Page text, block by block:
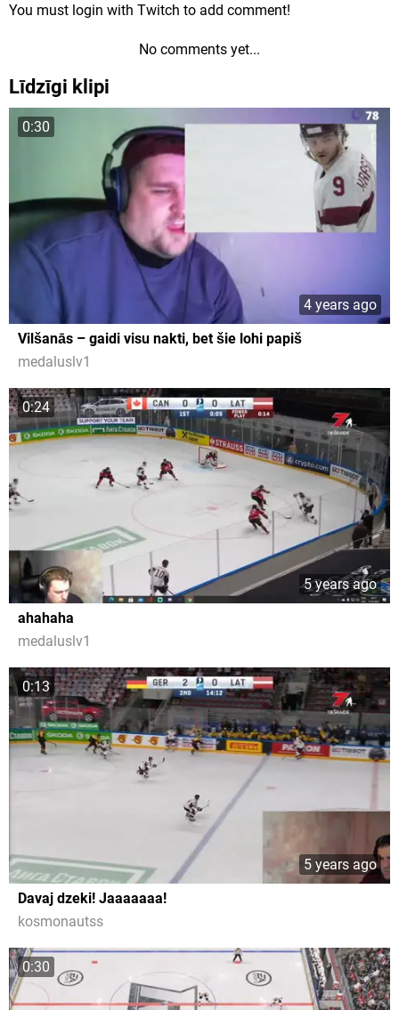
You must login with Twitch to add comment!
No comments yet...
Līdzīgi klipi
0:30
4 years ago
Vilšanās – gaidi visu nakti, bet šie lohi papiš
medaluslv1
0:24
5 years ago
ahahaha
medaluslv1
0:13
5 years ago
Davaj dzeki! Jaaaaaaa!
kosmonautss
0:30